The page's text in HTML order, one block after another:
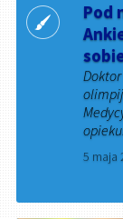
Pod
5 maja